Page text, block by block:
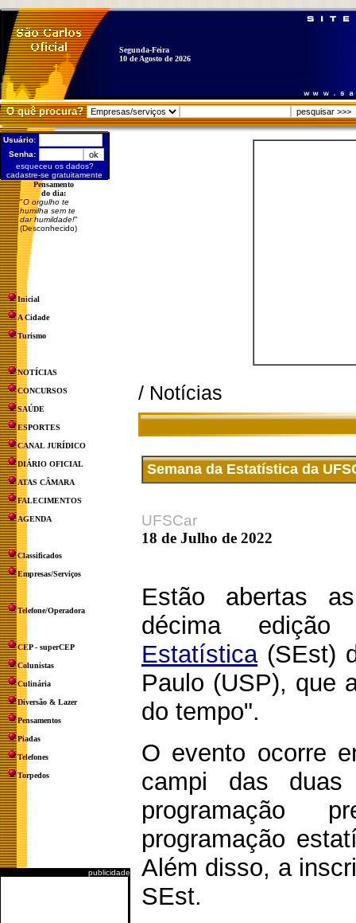
Segunda-Feira
10 de Agosto de 2026
O quê procura?
Usuário:
Senha:
esqueceu os dados?
cadastre-se gratuitamente
Pensamento
do dia:
"O orgulho te
humilha sem te
dar humildade!"
(Desconhecido)
Inicial
A Cidade
Turismo
NOTÍCIAS
CONCURSOS
SAÚDE
ESPORTES
CANAL JURÍDICO
DIÁRIO OFICIAL
ATAS CÂMARA
FALECIMENTOS
AGENDA
Classificados
Empresas/Serviços
Telefone/Operadora
CEP - superCEP
Colunistas
Culinária
Diversão & Lazer
Pensamentos
Piadas
Telefones
Torpedos
publicidade
/ Notícias
Semana da Estatística da
UFSCar
18 de Julho de 2022
Estão abertas
décima
Estatística(SEst)
Paulo (USP), que
do tempo".
O evento ocorre
campi das
programação
programação
Além disso, a
SEst.